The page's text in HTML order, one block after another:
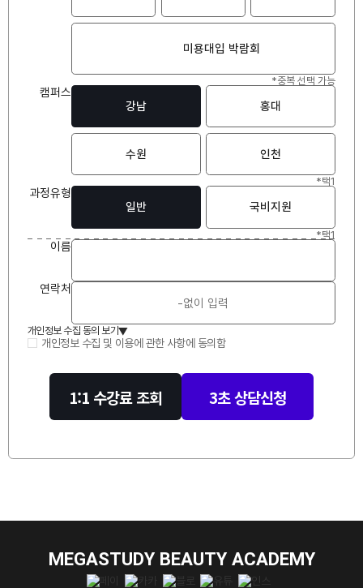
미용대입 박람회
*중복 선택 가능
캠퍼스
강남
홍대
수원 인천
*택1
과정유형
일반
국비지원
*택1
이름
연락처
개인정보 수집 동의 보기▲
개인정보 수집 및 이용에 관한 사항에 동의함
1:1 수강료 조회 3초 상담신청
MEGASTUDY BEAUTY ACADEMY